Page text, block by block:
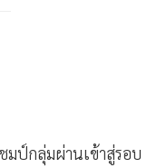
มป์กลุ่มผ่านเข้าสู่รอบ